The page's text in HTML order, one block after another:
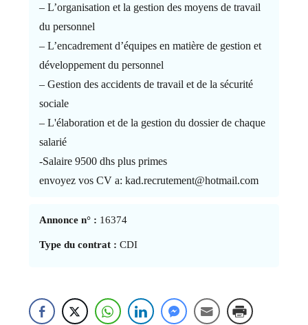
– L’organisation et la gestion des moyens de travail
du personnel
– L’encadrement d’équipes en matière de gestion et
développement du personnel
– Gestion des accidents de travail et de la sécurité
sociale
– L'élaboration et de la gestion du dossier de chaque
salarié
-Salaire 9500 dhs plus primes
envoyez vos CV a: kad.recrutement@hotmail.com
Annonce n° : 16374
Type du contrat : CDI